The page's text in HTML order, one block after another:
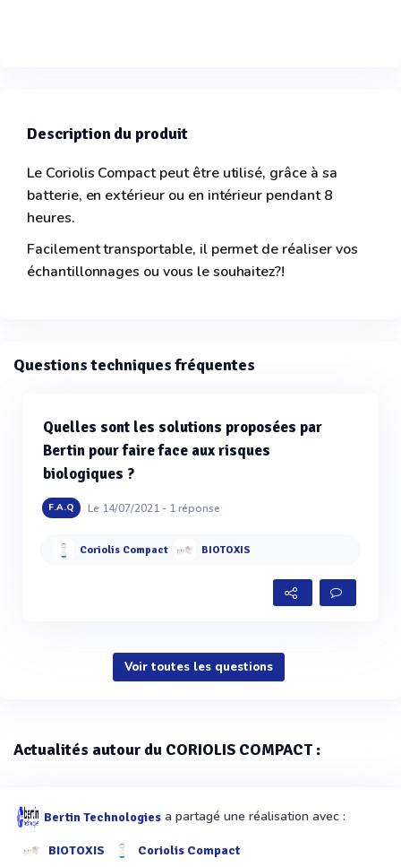
Description du produit
Le Coriolis Compact peut être utilisé, grâce à sa
batterie, en extérieur ou en intérieur pendant 8
heures.
Facilement transportable, il permet de réaliser vos
échantillonnages ou vous le souhaitez?!
Questions techniques fréquentes
Quelles sont les solutions proposées par
Bertin pour faire face aux risques
biologiques ?
F.A.Q Le 14/07/2021 - 1réponse
Coriolis Compact BIOTOXIS
Voir toutes les questions
Actualités autour du CORIOLIS COMPACT :
Bertin Technologies a partagé une réalisation avec :
BIOTOXIS Coriolis Compact